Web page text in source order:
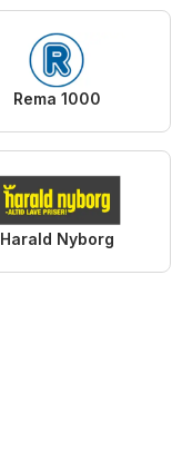
Rema 1000
Harald Nyborg